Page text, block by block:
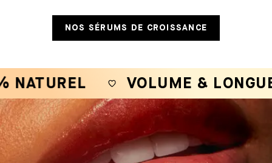
NOS SÉRUMS DE CROISSANCE
VOLUME & LONGUEUR